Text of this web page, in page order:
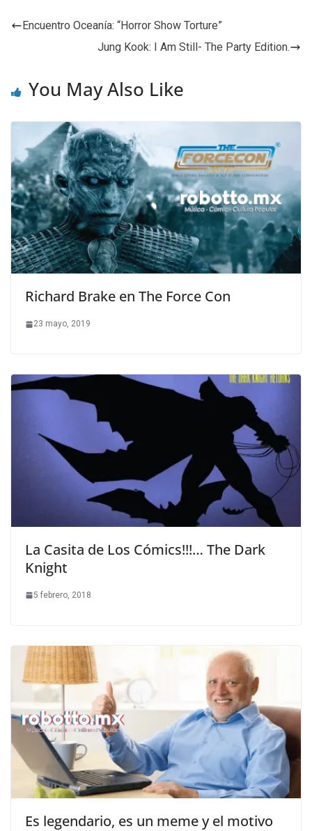
Encuentro Oceanía: “Horror Show Torture”
Jung Kook: I Am Still- The Party Edition.
You May Also Like
Richard Brake en The Force Con
23 mayo, 2019
La Casita de Los Cómics!!!… The Dark
Knight
5 febrero, 2018
Es legendario, es un meme y el motivo